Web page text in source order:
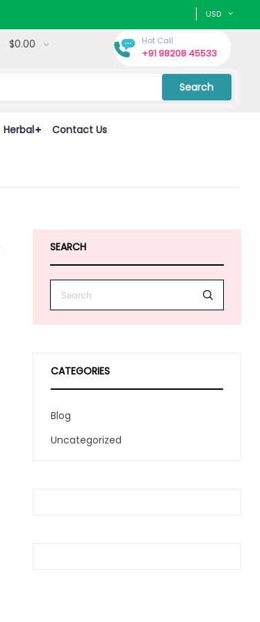
USD
$0.00 Hot Call
+91 98208 45533
Search
Herbal Contact Us
SEARCH
CATEGORIES
Blog
Uncategorized